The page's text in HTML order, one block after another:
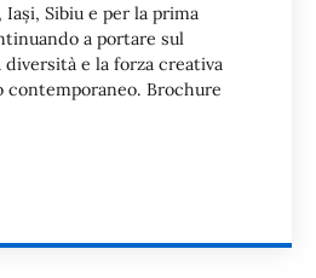
Iași, Sibiu e per la prima
a portare sul
e la forza creativa
contemporaneo. Brochure